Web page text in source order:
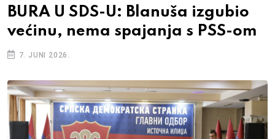
BURA U SDS-U: Blanuša izgubio
većinu, nema spajanja s PSS-om
7. JUNI 2026.